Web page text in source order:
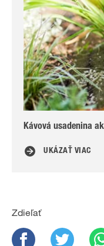
Kávová usadenina
UKÁZAŤ VIAC
Zdieľať